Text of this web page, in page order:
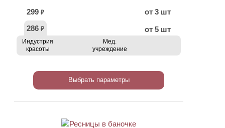
299 ₽
от 3 шт
286 ₽ от 5 шт
Индустрия
красоты
Мед.
учреждение
Выбрать параметры